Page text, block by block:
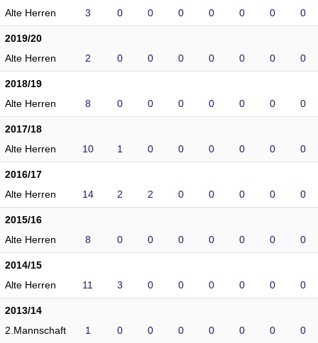
Alte Herren
3 0 0 0 0 0 0 0
2019/20
Alte Herren
2 0 0 0 0 0 0 0
2018/19
Alte Herren
8 0 0 0 0 0 0 0
2017/18
Alte Herren
10 1 0 0 0 0 0 0
2016/17
Alte Herren
14 2 2 0 0 0 0 0
2015/16
Alte Herren
8 0 0 0 0 0 0 0
2014/15
Alte Herren
11 3 0 0 0 0 0 0
2013/14
2.Mannschaft
1 0 0 0 0 0 0 0